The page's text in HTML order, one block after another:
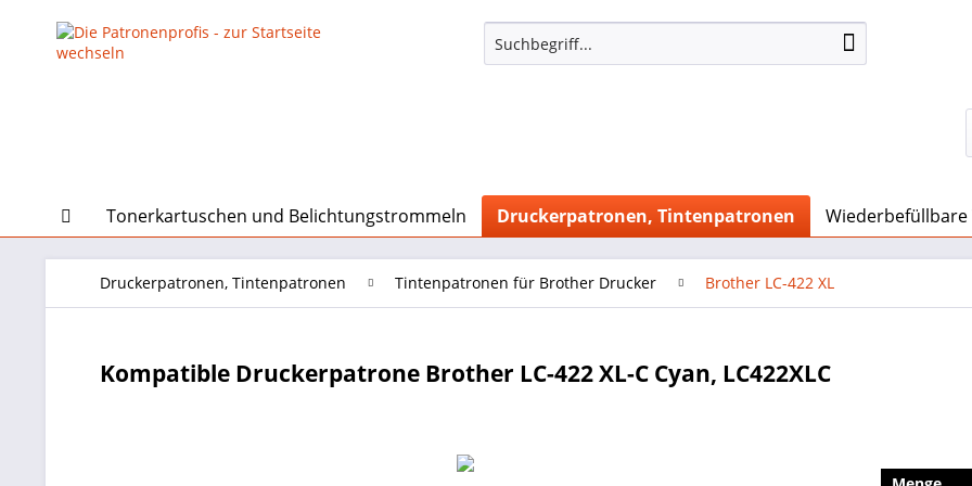
Tonerkartuschen und Belichtungstrommeln Druckerpatronen, Tintenpatronen
Druckerpatronen, Tintenpatronen Tintenpatronen für Brother Drucker Brother LC-422 XL
Kompatible Druckerpatrone Brother LC-422 XL-C Cyan, LC422XLC